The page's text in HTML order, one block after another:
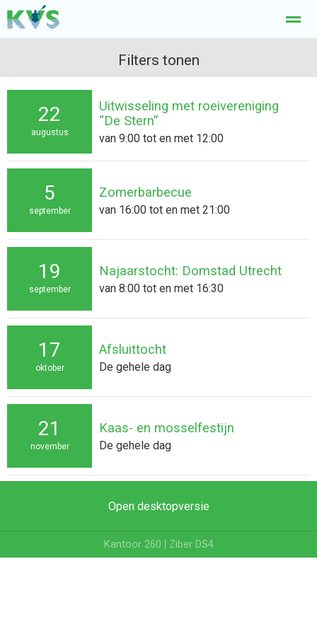
Kanocursus Lid worden
Nieuws Agenda Pagina's E-mail
Filters tonen
22
augustus
Uitwisseling met roeivereniging
“De Stern”
van 9:00 tot en met 12:00
5
september
Zomerbarbecue
van 16:00 tot en met 21:00
19
september
Najaarstocht: Domstad Utrecht
van 8:00 tot en met 16:30
17
oktober
Afsluittocht
De gehele dag
21
november
Kaas- en mosselfestijn
De gehele dag
Open desktopversie
Kantoor 260 | Ziber DS4